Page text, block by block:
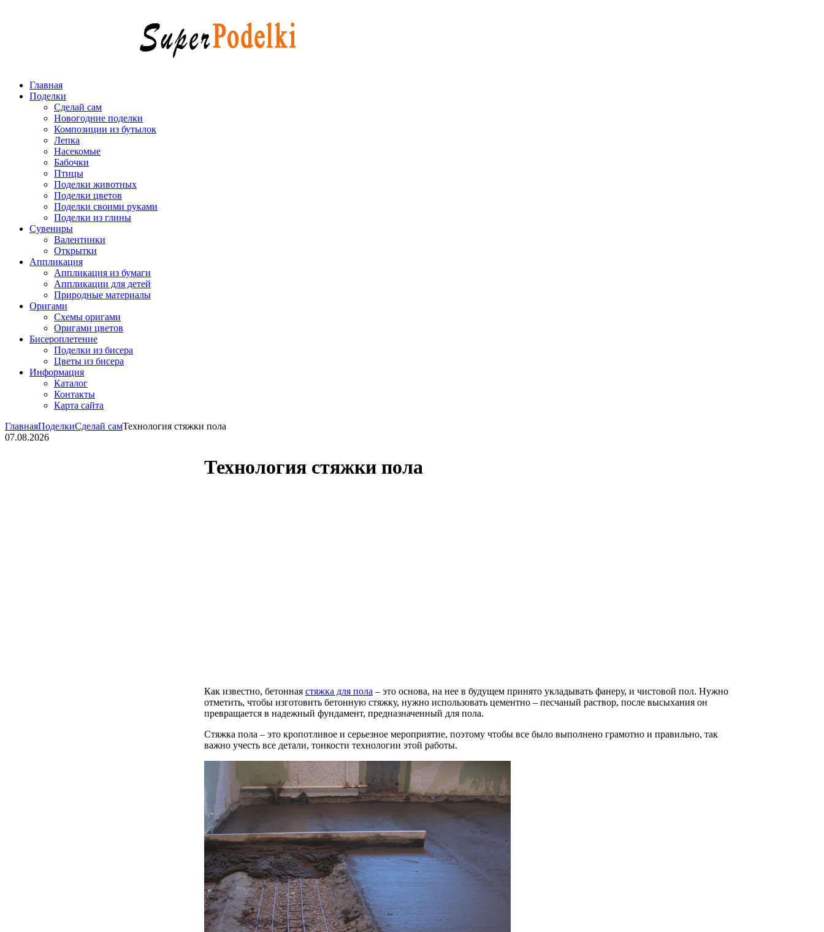
Главная
Поделки
Сделай сам
Новогодние поделки
Композиции из бутылок
Лепка
Насекомые
Бабочки
Птицы
Поделки животных
Поделки цветов
Поделки своими руками
Поделки из глины
Сувениры
Валентинки
Открытки
Аппликация
Аппликация из бумаги
Аппликации для детей
Природные материалы
Оригами
Схемы оригами
Оригами цветов
Бисероплетение
Поделки из бисера
Цветы из бисера
Информация
Каталог
Контакты
Карта сайта
ГлавнаяПоделкиСделай самТехнология стяжки пола
07.08.2026
Технология стяжки пола
Как известно, бетонная стяжка для пола – это основа, на нее в будущем принято укладывать фанеру, и чистовой пол. Нужно
отметить, чтобы изготовить бетонную стяжку, нужно использовать цементно – песчаный раствор, после высыхания он
превращается в надежный фундамент, предназначенный для пола.
Стяжка пола – это кропотливое и серьезное мероприятие, поэтому чтобы все было выполнено грамотно и правильно, так
важно учесть все детали, тонкости технологии этой работы.